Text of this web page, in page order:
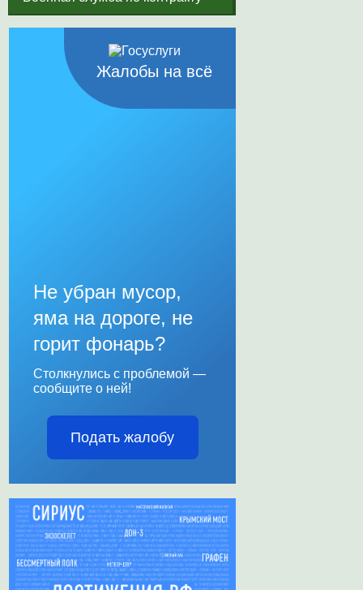
Жалобы на всё
Не убран мусор,
яма на дороге, не
горит фонарь?
Столкнулись с проблемой —
сообщите о ней!
Подать жалобу